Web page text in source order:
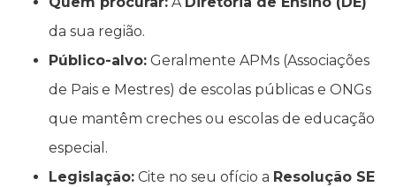
da sua região.
Público-alvo: Geralmente APMs (Associações
de Pais e Mestres) de escolas públicas e ONGs
que mantêm creches ou escolas de educação
especial.
Legislação: Cite no seu ofício a Resolução SE